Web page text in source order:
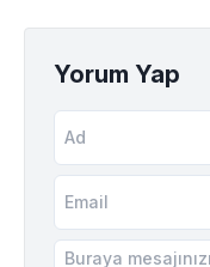
Yorum Yap